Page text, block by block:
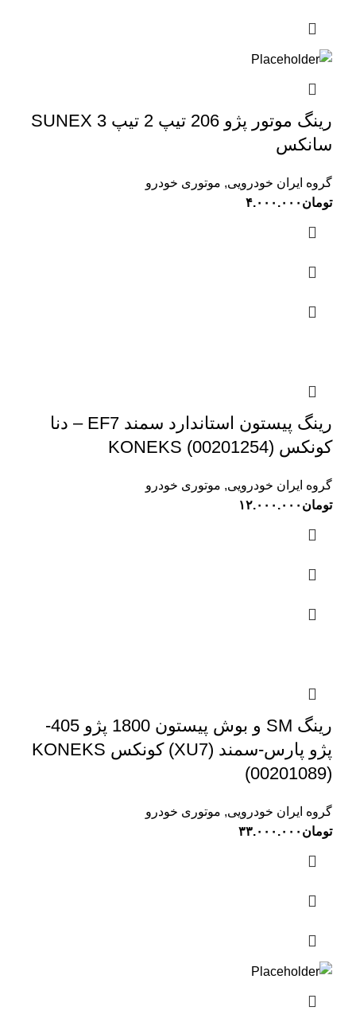
رینگ موتور پژو 206 تیپ 2 تیپ 3 SUNEX
سانکس
گروه ایران خودرویی, موتوری خودرو
تومان ۴.۰۰۰.۰۰۰
رینگ پیستون استاندارد سمند EF7 – دنا
کونکس KONEKS (00201254)
گروه ایران خودرویی, موتوری خودرو
تومان ۱۲.۰۰۰.۰۰۰
رینگ SM و بوش پیستون 1800 پژو 405-
پژو پارس-سمند (XU7) کونکس KONEKS
(00201089)
گروه ایران خودرویی, موتوری خودرو
تومان ۳۳.۰۰۰.۰۰۰